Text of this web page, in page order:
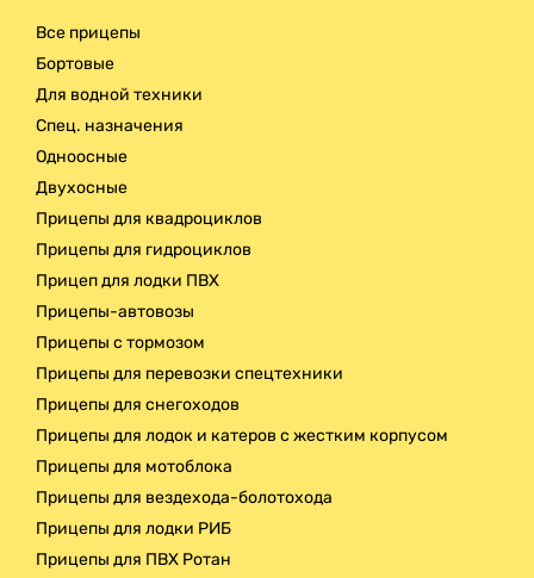
Все прицепы
Бортовые
Для водной техники
Спец. назначения
Одноосные
Двухосные
Прицепы для квадроциклов
Прицепы для гидроциклов
Прицеп для лодки ПВХ
Прицепы-автовозы
Прицепы с тормозом
Прицепы для перевозки спецтехники
Прицепы для снегоходов
Прицепы для лодок и катеров с жестким корпусом
Прицепы для мотоблока
Прицепы для вездехода-болотохода
Прицепы для лодки РИБ
Прицепы для ПВХ Ротан